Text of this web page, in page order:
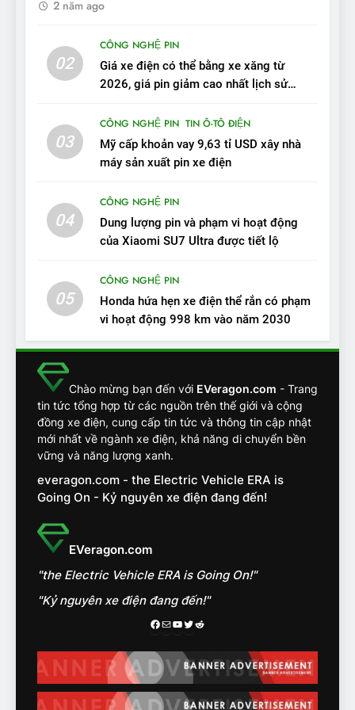
10
VinFast VF 7 tấm tắc: “Hơn
hẳn xe xăng”
ĐÁNH GIÁ XE
Người dùng nhận xét về
VinFast VF7: Độ hoàn thiện
tốt, lái hay nhất tầm giá 1 tỷ
đồng
12
VinFast VF7 – Mẫu xe cá
ĐÁNH GIÁ XE
Chuyên gia tiết lộ bài test
đối về an toàn trên VinFast
VF8
ĐÁNH GIÁ XE
14
VinFast VF7 đang bỏ xa
như thế nào?
ĐÁNH GIÁ XE
15
‘cảnh vệ’ ADAS, ‘trợ lý’ ViVi
trên ngàn dặm đường
CÔNG NGHỆ AI, TỰ LÁI, ADAS,
ROBOTAXI
ĐÁNH GIÁ XE
Chọn VinFast VF8 hay Santa
Fe, Fortuner ?
ĐÁNH GIÁ XE
2 năm ago
02
CÔNG NGHỆ PIN
Giá xe điện có thể bằng xe xăng từ
2026, giá pin giảm cao nhất lịch sử
03
CÔNG NGHỆ PIN TIN Ô-TÔ ĐIỆN
Mỹ cấp khoản vay 9,63 tỉ USD xây nhà
máy sản xuất pin xe điện
04
CÔNG NGHỆ PIN
Dung lượng pin và phạm vi hoạt động
của Xiaomi SU7 Ultra được tiết lộ
05
CÔNG NGHỆ PIN
Honda hứa hẹn xe điện thể rắn có phạm
vi hoạt động 998 km vào năm 2030
Chào mừng bạn đến với EVeragon.com - Trang
tin tức tổng hợp từ các nguồn trên thế giới và cộng
đồng xe điện, cung cấp tin tức và thông tin cập nhật
mới nhất về ngành xe điện, khả năng di chuyển bền
vững và năng lượng xanh.
everagon.com - the Electric Vehicle ERA is
Going On - Kỷ nguyên xe điện đang đến!
EVeragon.com
"the Electric Vehicle ERA is Going On!"
"Kỷ nguyên xe điện đang đến!"
Facebook
MailYoutube
Twitter